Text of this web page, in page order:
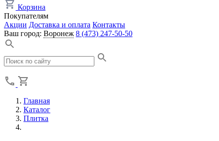
Корзина
Покупателям
Акции Доставка и оплата Контакты
Ваш город: Воронеж 8 (473) 247-50-50
Главная
Каталог
Плитка